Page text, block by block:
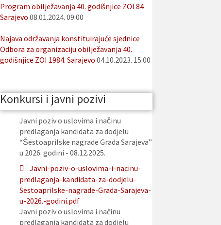
Program obilježavanja 40. godišnjice ZOI 84
Sarajevo 08.01.2024. 09:00
Najava održavanja konstituirajuće sjednice
Odbora za organizaciju obilježavanja 40.
godišnjice ZOI 1984. Sarajevo 04.10.2023. 15:00
Konkursi i javni pozivi
Javni poziv o uslovima i načinu
predlaganja kandidata za dodjelu
“Šestoaprilske nagrade Grada Sarajeva”
u 2026. godini - 08.12.2025.
Javni-poziv-o-uslovima-i-nacinu-
predlaganja-kandidata-za-dodjelu-
Sestoaprilske-nagrade-Grada-Sarajeva-
u-2026.-godini.pdf
Javni poziv o uslovima i načinu
predlaganja kandidata za dodjelu